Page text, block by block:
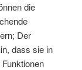
die
Der
dass sie in